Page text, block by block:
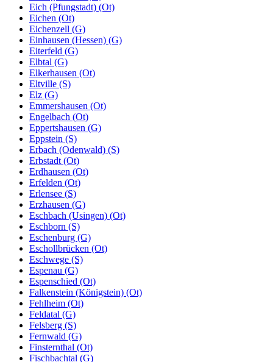
Eich (Pfungstadt) (Ot)
Eichen (Ot)
Eichenzell (G)
Einhausen (Hessen) (G)
Eiterfeld (G)
Elbtal (G)
Elkerhausen (Ot)
Eltville (S)
Elz (G)
Emmershausen (Ot)
Engelbach (Ot)
Eppertshausen (G)
Eppstein (S)
Erbach (Odenwald) (S)
Erbstadt (Ot)
Erdhausen (Ot)
Erfelden (Ot)
Erlensee (S)
Erzhausen (G)
Eschbach (Usingen) (Ot)
Eschborn (S)
Eschenburg (G)
Eschollbrücken (Ot)
Eschwege (S)
Espenau (G)
Espenschied (Ot)
Falkenstein (Königstein) (Ot)
Fehlheim (Ot)
Feldatal (G)
Felsberg (S)
Fernwald (G)
Finsternthal (Ot)
Fischbachtal (G)